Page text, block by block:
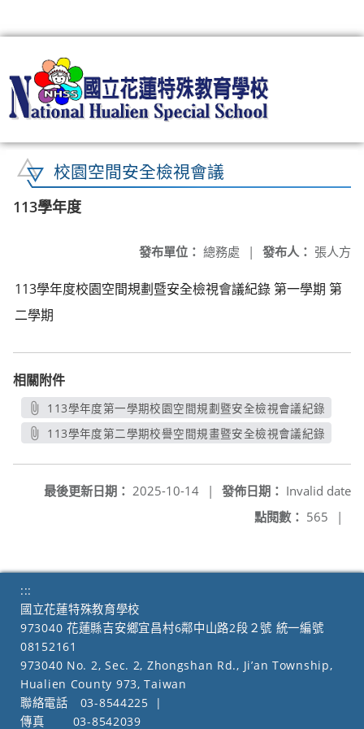
校園空間安全檢視會議
113學年度
發布人： 張人方
發布單位： 總務處 |
113學年度校園空間規劃暨安全檢視會議紀錄 第一學期 第
二學期
相關附件
113學年度第一學期校園空間規劃暨安全檢視會議紀錄
另開新視窗
113學年度第二學期校譽空間規畫暨安全檢視會議紀錄
發佈日期： Invalid date
最後更新日期： 2025-10-14
|
點閱數： 565 |
:::
國立花蓮特殊教育學校
973040 花蓮縣吉安鄉宜昌村6鄰中山路2段２號 統一編號
08152161
973040 No. 2, Sec. 2, Zhongshan Rd., Ji’an Township,
Hualien County 973, Taiwan
聯絡電話
03-8544225
|
傳真
03-8542039